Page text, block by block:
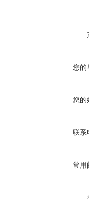
您的
您的
联系
常用